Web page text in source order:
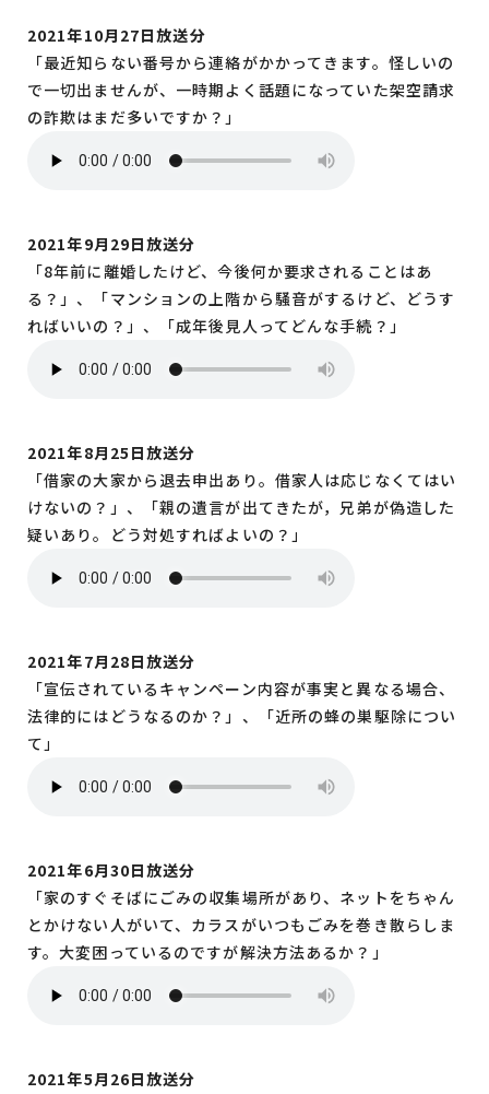
2021年10月27日放送分
「最近知らない番号から連絡がかかってきます。怪しいの
で一切出ませんが、一時期よく話題になっていた架空請求
の詐欺はまだ多いですか？」
2021年9月29日放送分
「8年前に離婚したけど、今後何か要求されることはあ
る？」、「マンションの上階から騒音がするけど、どうす
ればいいの？」、「成年後見人ってどんな手続？」
2021年8月25日放送分
「借家の大家から退去申出あり。借家人は応じなくてはい
けないの？」、「親の遺言が出てきたが，兄弟が偽造した
疑いあり。どう対処すればよいの？」
2021年7月28日放送分
「宣伝されているキャンペーン内容が事実と異なる場合、
法律的にはどうなるのか？」、「近所の蜂の巣駆除につい
て」
2021年6月30日放送分
「家のすぐそばにごみの収集場所があり、ネットをちゃん
とかけない人がいて、カラスがいつもごみを巻き散らしま
す。大変困っているのですが解決方法あるか？」
2021年5月26日放送分